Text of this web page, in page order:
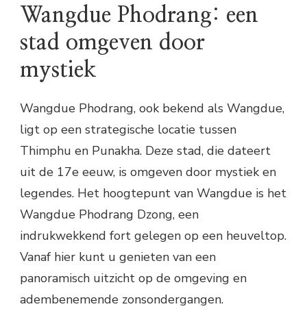
Wangdue Phodrang: een
stad omgeven door
mystiek
Wangdue Phodrang, ook bekend als Wangdue,
ligt op een strategische locatie tussen
Thimphu en Punakha. Deze stad, die dateert
uit de 17e eeuw, is omgeven door mystiek en
legendes. Het hoogtepunt van Wangdue is het
Wangdue Phodrang Dzong, een
indrukwekkend fort gelegen op een heuveltop.
Vanaf hier kunt u genieten van een
panoramisch uitzicht op de omgeving en
adembenemende zonsondergangen.